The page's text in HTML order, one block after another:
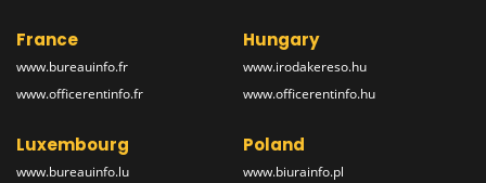
France
www.bureauinfo.fr
www.officerentinfo.fr
Hungary
www.irodakereso.hu
www.officerentinfo.hu
Luxembourg
www.bureauinfo.lu
Poland
www.biurainfo.pl